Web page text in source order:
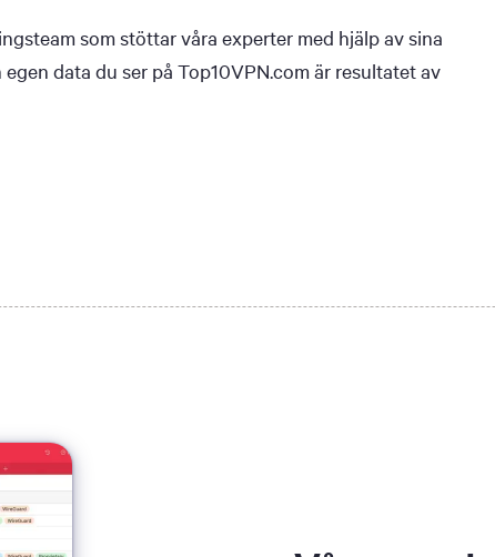
som stöttar våra experter med hjälp av sina
data du ser på Top10VPN.com är resultatet av